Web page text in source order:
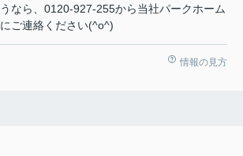
うなら、0120-927-255から当社パークホーム
にご連絡ください(^o^)
情報の見方